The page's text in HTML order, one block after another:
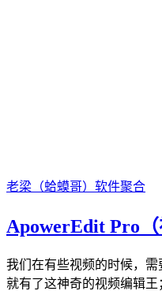
老梁（蛤蟆哥） 软件聚合
ApowerEdit Pro（
我们在有些视频的时候，
就有了这神奇的视频编辑王